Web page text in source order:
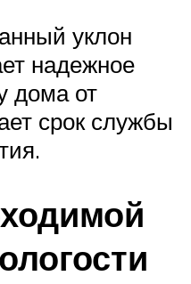
уклон
надежное
дома от
срок службы